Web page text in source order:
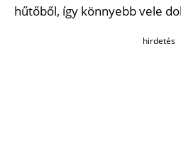
hűtőből, így könnyebb vele
hirdetés